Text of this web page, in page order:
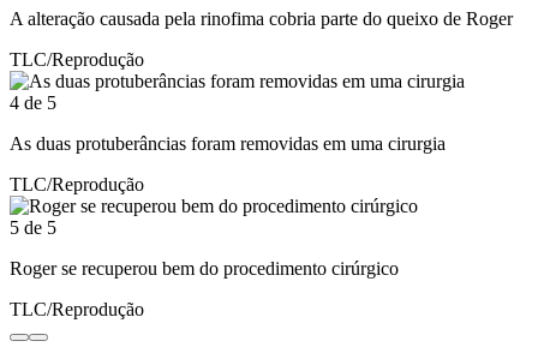
A alteração causada pela rinofima cobria parte do queixo de Roger
TLC/Reprodução
4 de 5
As duas protuberâncias foram removidas em uma cirurgia
TLC/Reprodução
5 de 5
Roger se recuperou bem do procedimento cirúrgico
TLC/Reprodução